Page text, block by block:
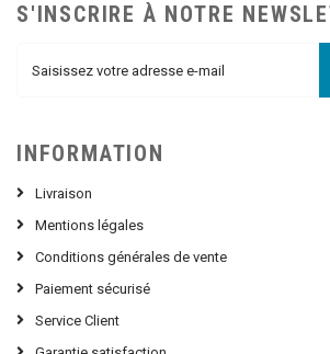
S'INSCRIRE À NOTRE
INFORMATION
Livraison
Mentions légales
Conditions générales de vente
Paiement sécurisé
Service Client